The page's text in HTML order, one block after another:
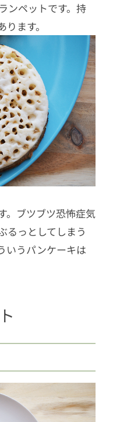
ンペットです。持
ます。
。ブツブツ恐怖症気
るっとしてしまう
いうパンケーキは